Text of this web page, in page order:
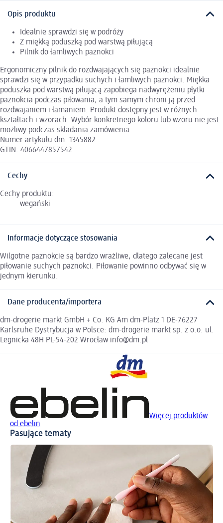
Opis produktu
Idealnie sprawdzi się w podróży
Z miękką poduszką pod warstwą piłującą
Pilnik do łamliwych paznokci
Ergonomiczny pilnik do rozdwajających się paznokci idealnie
sprawdzi się w przypadku suchych i łamliwych paznokci. Miękka
poduszka pod warstwą piłującą zapobiega nadwyrężeniu płytki
paznokcia podczas piłowania, a tym samym chroni ją przed
rozdwajaniem i łamaniem. Produkt dostępny jest w różnych
kształtach i wzorach. Wybór konkretnego koloru lub wzoru nie jest
możliwy podczas składania zamówienia.
Numer artykułu dm: 1345882
GTIN: 4066447857542
Cechy
Cechy produktu:
wegański
Informacje dotyczące stosowania
Wilgotne paznokcie są bardzo wrażliwe, dlatego zalecane jest
piłowanie suchych paznokci. Piłowanie powinno odbywać się w
jednym kierunku.
Dane producenta/importera
dm-drogerie markt GmbH + Co. KG Am dm-Platz 1 DE-76227
Karlsruhe Dystrybucja w Polsce: dm-drogerie markt sp. z o.o. ul.
Legnicka 48H PL-54-202 Wrocław info@dm.pl
Więcej produktów
od ebelin
Pasujące tematy